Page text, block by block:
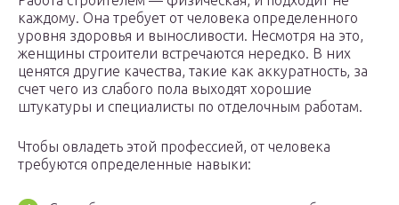
каждому. Она требует от человека определенного
уровня здоровья и выносливости. Несмотря на это,
женщины строители встречаются нередко. В них
ценятся другие качества, такие как аккуратность, за
счет чего из слабого пола выходят хорошие
штукатуры и специалисты по отделочным работам.
Чтобы овладеть этой профессией, от человека
требуются определенные навыки: